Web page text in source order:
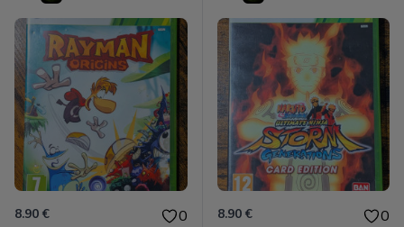
8.90 € 0 8.90 € 0